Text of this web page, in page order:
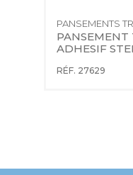
PANSEMENT
ADHESIF
RÉF. 27629